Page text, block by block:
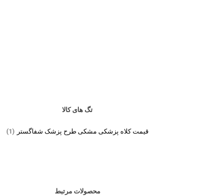
تگ های کالا
قیمت کلاه پزشکی مشکی طرح پزشک شفاگستر (1)
محصولات مرتبط